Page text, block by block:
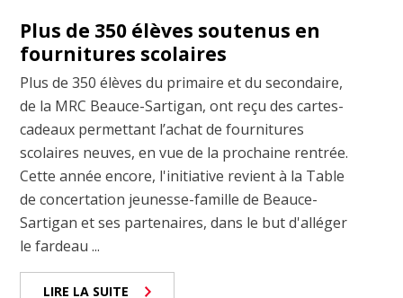
Plus de 350 élèves soutenus en
fournitures scolaires
Plus de 350 élèves du primaire et du secondaire,
de la MRC Beauce-Sartigan, ont reçu des cartes-
cadeaux permettant l’achat de fournitures
scolaires neuves, en vue de la prochaine rentrée.
Cette année encore, l'initiative revient à la Table
de concertation jeunesse-famille de Beauce-
Sartigan et ses partenaires, dans le but d'alléger
le fardeau ...
LIRE LA SUITE